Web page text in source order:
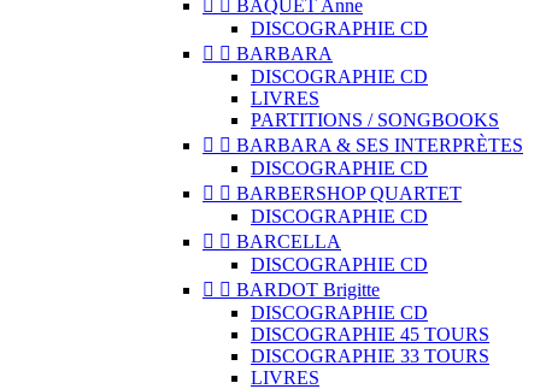
  BAQUET Anne
DISCOGRAPHIE CD
  BARBARA
DISCOGRAPHIE CD
LIVRES
PARTITIONS / SONGBOOKS
  BARBARA & SES INTERPRÈTES
DISCOGRAPHIE CD
  BARBERSHOP QUARTET
DISCOGRAPHIE CD
  BARCELLA
DISCOGRAPHIE CD
  BARDOT Brigitte
DISCOGRAPHIE CD
DISCOGRAPHIE 45 TOURS
DISCOGRAPHIE 33 TOURS
LIVRES